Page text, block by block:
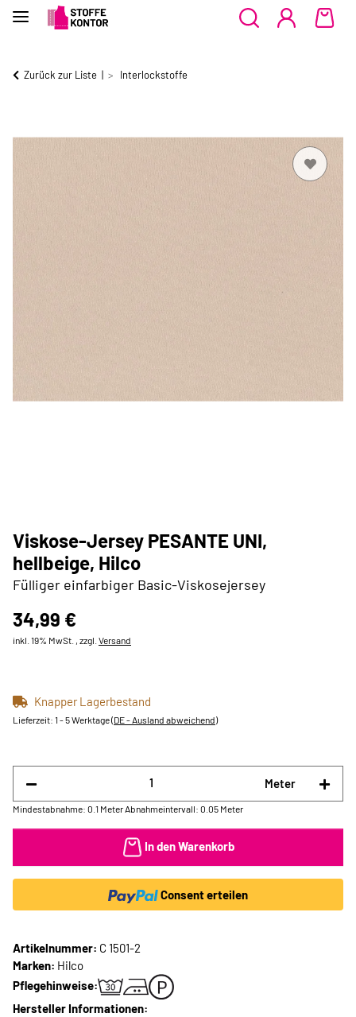
Zurück zur Liste Interlockstoffe
Viskose-Jersey PESANTE UNI,
hellbeige, Hilco
Fülliger einfarbiger Basic-Viskosejersey
34,99 €
inkl. 19% MwSt. , zzgl. Versand
Knapper Lagerbestand
Lieferzeit: 1 - 5 Werktage(DE - Ausland abweichend)
Meter
Mindestabnahme: 0.1 Meter Abnahmeintervall: 0.05 Meter
In den Warenkorb
Consent erteilen
Artikelnummer: C 1501-2
Marken: Hilco
Pflegehinweise:
Hersteller Informationen: